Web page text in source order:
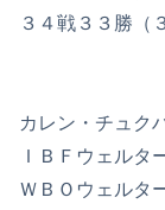
３４戦３３勝（
カレン・チュク
ＩＢＦウェルタ
ＷＢＯウェルタ